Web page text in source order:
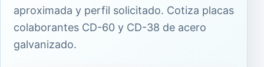
aproximada y perfil solicitado. Cotiza placas
colaborantes CD-60 y CD-38 de acero
galvanizado.